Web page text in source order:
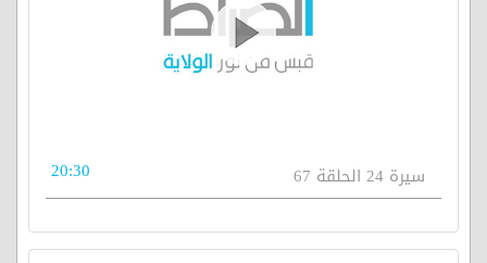
سيرة 24 الحلقة 67 20:30